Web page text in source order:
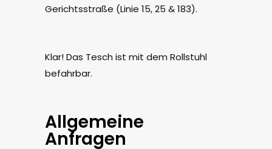
Gerichtsstraße (Linie 15, 25 & 183).
Klar! Das Tesch ist mit dem Rollstuhl
befahrbar.
Allgemeine
Anfragen